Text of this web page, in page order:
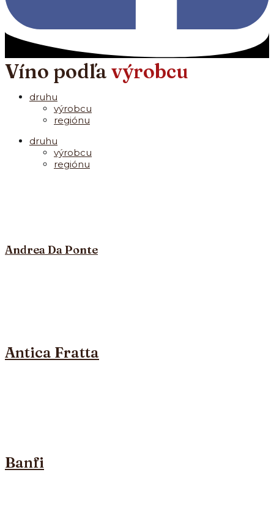
Víno podľa výrobcu
druhu
výrobcu
regiónu
druhu
výrobcu
regiónu
Andrea Da Ponte
Antica Fratta
Banfi